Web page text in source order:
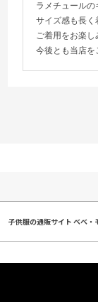
ラメチュール
サイズ感も長く
ご着用をお楽
今後とも当店を
子供服の通販サイト ベベ・